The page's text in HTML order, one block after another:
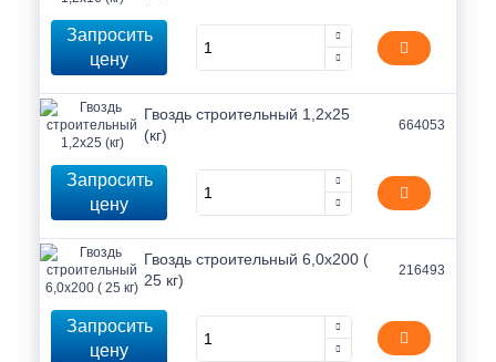
Запросить
цену
Гвоздь строительный 1,2х25
(кг)
664053
Запросить
цену
Гвоздь строительный 6,0х200 (
25 кг)
216493
Запросить
цену